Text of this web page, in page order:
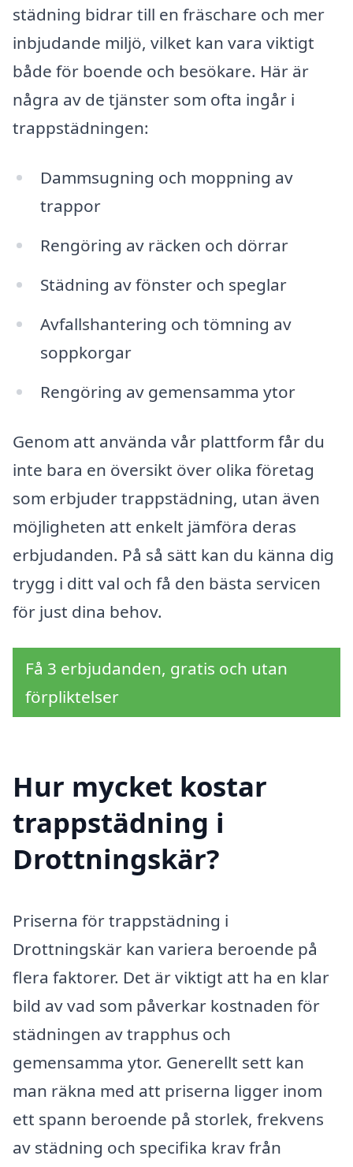
städning bidrar till en fräschare och mer
inbjudande miljö, vilket kan vara viktigt
både för boende och besökare. Här är
några av de tjänster som ofta ingår i
trappstädningen:
Dammsugning och moppning av
trappor
Rengöring av räcken och dörrar
Städning av fönster och speglar
Avfallshantering och tömning av
soppkorgar
Rengöring av gemensamma ytor
Genom att använda vår plattform får du
inte bara en översikt över olika företag
som erbjuder trappstädning, utan även
möjligheten att enkelt jämföra deras
erbjudanden. På så sätt kan du känna dig
trygg i ditt val och få den bästa servicen
för just dina behov.
Få 3 erbjudanden, gratis och utan
förpliktelser
Hur mycket kostar
trappstädning i
Drottningskär?
Priserna för trappstädning i
Drottningskär kan variera beroende på
flera faktorer. Det är viktigt att ha en klar
bild av vad som påverkar kostnaden för
städningen av trapphus och
gemensamma ytor. Generellt sett kan
man räkna med att priserna ligger inom
ett spann beroende på storlek, frekvens
av städning och specifika krav från